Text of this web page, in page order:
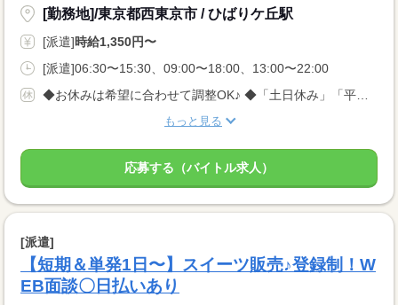
[勤務地]/東京都西東京市 / ひばりケ丘駅
[派遣]時給1,350円〜
[派遣]06:30〜15:30、09:00〜18:00、13:00〜22:00
◆お休みは希望に合わせて調整OK♪ ◆「土日休み」「平日休み」などもお気軽にご相談ください！ ◆テスト期間や家庭の事情など、柔軟に対応します◎
もっと見る
応募する（バイトル求人）
[派遣]
【短期＆単発1日〜】スイーツ販売♪登録制！W
EB面談〇日払いあり